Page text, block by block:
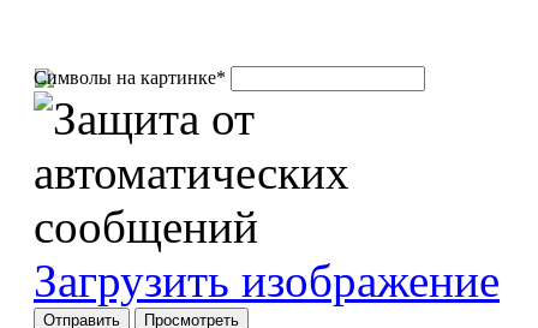
Символы на картинке*
Загрузить изображение